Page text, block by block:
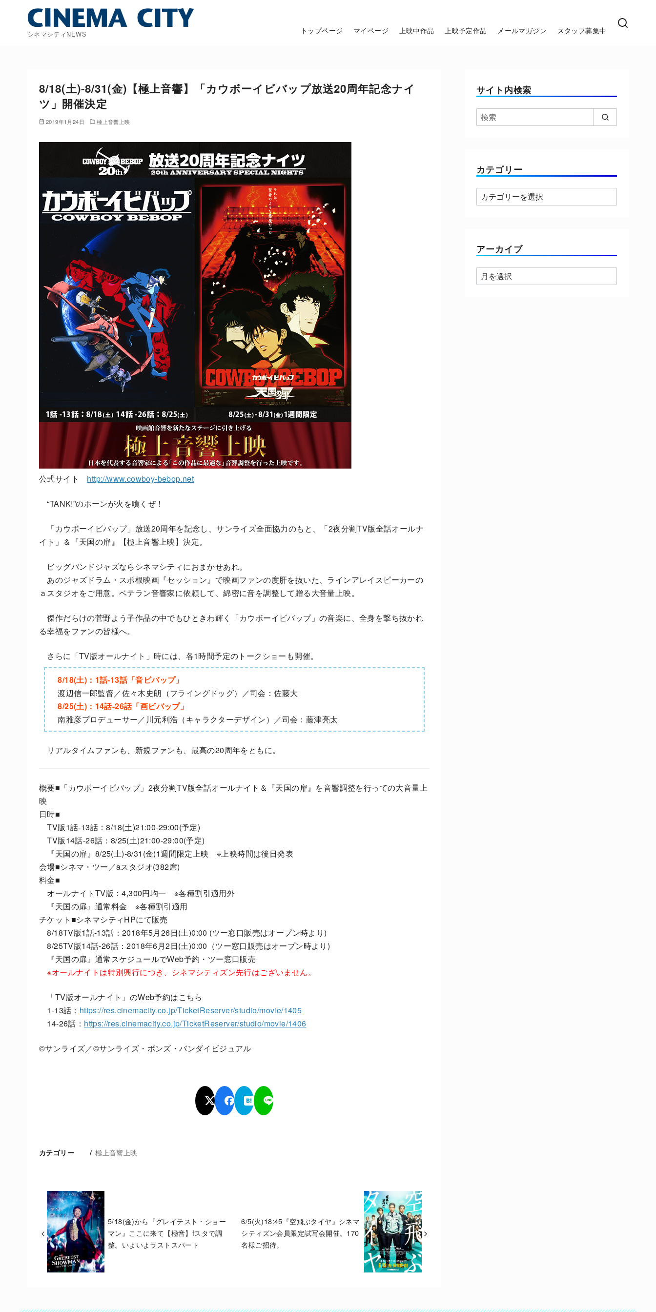
シネマシティNEWS トップページ マイページ 上映中作品 上映予定作品 メールマガジン スタッフ募集中
8/18(土)-8/31(金)【極上音響】「カウボーイビバップ放送20周年記念ナイ
ツ」開催決定
2019年1月24日 極上音響上映
公式サイト http://www.cowboy-bebop.net
“TANK!”のホーンが火を噴くぜ！
「カウボーイビバップ」放送20周年を記念し、サンライズ全面協力のもと、「2夜分割TV版全話オールナ
イト」＆『天国の扉』【極上音響上映】決定。
ビッグバンドジャズならシネマシティにおまかせあれ。
あのジャズドラム・スポ根映画『セッション』で映画ファンの度肝を抜いた、ラインアレイスピーカーの
ａスタジオをご用意。ベテラン音響家に依頼して、綿密に音を調整して贈る大音量上映。
傑作だらけの菅野よう子作品の中でもひときわ輝く「カウボーイビバップ」の音楽に、全身を撃ち抜かれ
る幸福をファンの皆様へ。
さらに「TV版オールナイト」時には、各1時間予定のトークショーも開催。
8/18(土)：1話-13話「音ビバップ」
渡辺信一郎監督／佐々木史朗（フライングドッグ）／司会：佐藤大
8/25(土)：14話-26話「画ビバップ」
南雅彦プロデューサー／川元利浩（キャラクターデザイン）／司会：藤津亮太
リアルタイムファンも、新規ファンも、最高の20周年をともに。
概要■「カウボーイビバップ」2夜分割TV版全話オールナイト＆『天国の扉』を音響調整を行っての大音量上
映
日時■
TV版1話-13話：8/18(土)21:00-29:00(予定)
TV版14話-26話：8/25(土)21:00-29:00(予定)
『天国の扉』8/25(土)-8/31(金)1週間限定上映 ※上映時間は後日発表
会場■シネマ・ツー／aスタジオ(382席)
料金■
オールナイトTV版：4,300円均一 ※各種割引適用外
『天国の扉』通常料金 ※各種割引適用
チケット■シネマシティHPにて販売
8/18TV版1話-13話：2018年5月26日(土)0:00 (ツー窓口販売はオープン時より)
8/25TV版14話-26話：2018年6月2日(土)0:00（ツー窓口販売はオープン時より)
『天国の扉』通常スケジュールでWeb予約・ツー窓口販売
※オールナイトは特別興行につき、シネマシティズン先行はございません。
「TV版オールナイト」のWeb予約はこちら
1-13話： https://res.cinemacity.co.jp/TicketReserver/studio/movie/1405
14-26話： https://res.cinemacity.co.jp/TicketReserver/studio/movie/1406
©サンライズ／©サンライズ・ボンズ・バンダイビジュアル
カテゴリー 極上音響上映
5/18(金)から『グレイテスト・ショー
マン』ここに来て【極音】fスタで調
整。いよいよラストスパート
6/5(火)18:45『空飛ぶタイヤ』シネマ
シティズン会員限定試写会開催。170
名様ご招待。
サイト内検索
カテゴリー
カ
テ
ー
アーカイブ
ア
ー